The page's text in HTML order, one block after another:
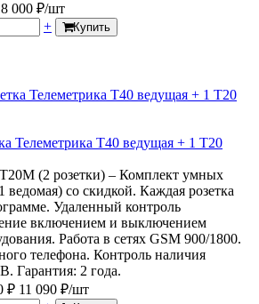
8 000 ₽/шт
+ Купить
Телеметрика Т40 ведущая + 1 Т20
(2 розетки) – Комплект умных
ведомая) со скидкой. Каждая розетка
Удаленный контроль
включением и выключением
Работа в сетях GSM 900/1800.
телефона. Контроль наличия
Гарантия: 2 года.
₽ 11 090 ₽/шт